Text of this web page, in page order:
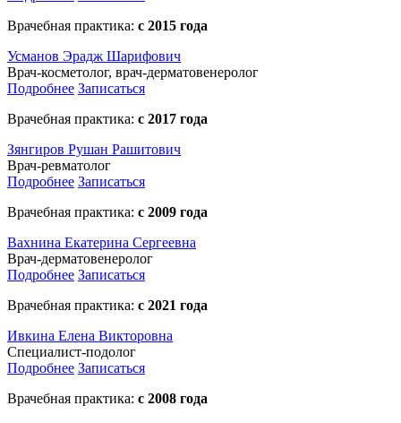
Врачебная практика: с 2015 года
Усманов Эрадж Шарифович
Врач-косметолог, врач-дерматовенеролог
Подробнее Записаться
Врачебная практика: с 2017 года
Зянгиров Рушан Рашитович
Врач-ревматолог
Подробнее Записаться
Врачебная практика: с 2009 года
Вахнина Екатерина Сергеевна
Врач-дерматовенеролог
Подробнее Записаться
Врачебная практика: с 2021 года
Ивкина Елена Викторовна
Специалист-подолог
Подробнее Записаться
Врачебная практика: с 2008 года